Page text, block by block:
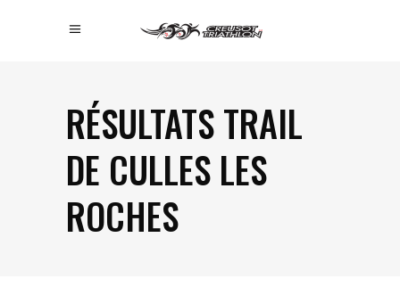
RÉSULTATS TRAIL
DE CULLES LES
ROCHES